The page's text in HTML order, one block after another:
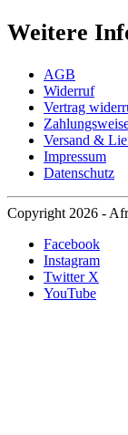
Weitere
AGB
Widerruf
Vertrag
Versand &
Impressum
Datenschutz
Copyright 2026 -
Facebook
Instagram
Twitter X
YouTube